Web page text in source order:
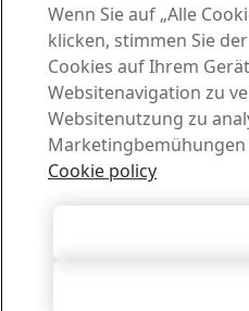
Die ganze Geschichte lesen
Kontakt zu
Kontakt
Wie können wir Ihnen helfen?
Ansprechpersonen suchen
Download-Center
Laden Sie Broschüren,
Für den
Wenn Sie auf „Alle
klicken, stimmen Sie
Cookies auf Ihrem
Websitenavigation zu
Websitenutzung zu
Cookie policy